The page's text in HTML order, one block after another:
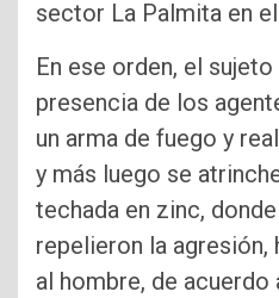
sector La Palmita en
En ese orden, el
presencia de los
un arma de fuego y
y más luego se
techada en zinc,
repelieron la agresión,
al hombre, de acuerdo